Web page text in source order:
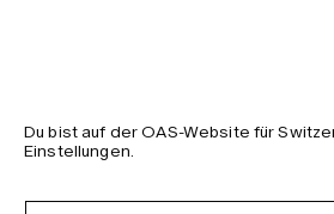
Du bist auf der OAS-Website für
Einstellungen.